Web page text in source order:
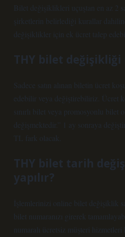
Bilet değişiklikleri uçuştan en az 2
şirketlerin belirlediği kurallar
değişiklikler için ek ücret talep
THY bilet
Sadece satın alınan biletin ücret
edebilir veya değiştirebiliriz. Ücret
sınırlı bilet veya promosyonlu bilet
değişmektedir.” 1 ay sonraya
TL fark olacak.
THY bilet tarih
yapılır?
İşlemlerinizi online bilet değişiklik
bilet numaranızı girerek
numaralı ücretsiz müşteri hizmetleri